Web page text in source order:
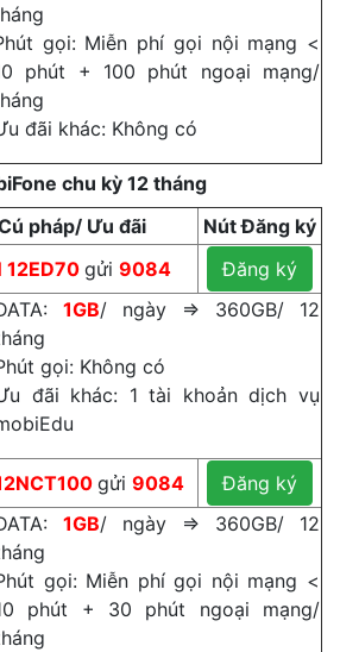
gọi: Miễn phí gọi nội mạng <
phút + 100 phút ngoại mạng/
đãi khác: Không có
chu kỳ 12 tháng
pháp/ Ưu đãi Nút Đăng ký
12ED70 gửi 9084
Đăng ký
1GB/ ngày ⇒ 360GB/ 12
gọi: Không có
đãi khác: 1 tài khoản dịch vụ
gửi 9084
Đăng ký
1GB/ ngày ⇒ 360GB/ 12
gọi: Miễn phí gọi nội mạng <
phút + 30 phút ngoại mạng/